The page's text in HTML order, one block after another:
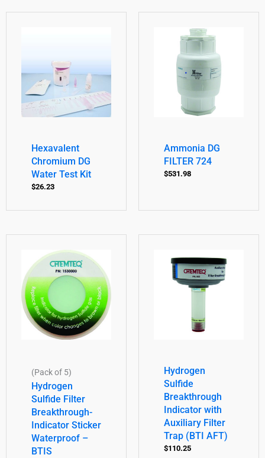
Hexavalent
Chromium DG
Water Test Kit
$26.23
Ammonia DG
FILTER 724
$531.98
(Pack of 5)
Hydrogen
Sulfide Filter
Breakthrough-
Indicator Sticker
Waterproof –
BTIS
Hydrogen
Sulfide
Breakthrough
Indicator with
Auxiliary Filter
Trap (BTI AFT)
$110.25